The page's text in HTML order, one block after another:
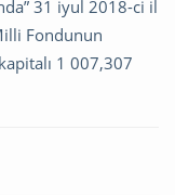
31 iyul 2018-ci il
Fondunun
1 007,307